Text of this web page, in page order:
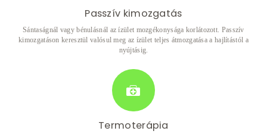
Passzív kimozgatás
Sántaságnál vagy bénulásnál az ízület mozgékonysága korlátozott. Passzív
kimozgatáson keresztül valósul meg az ízület teljes átmozgatása a hajlítástól a
nyújtásig.
Termoterápia